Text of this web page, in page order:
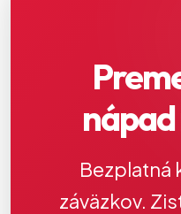
Bezplatná
záväzkov.